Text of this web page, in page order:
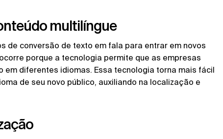
multilíngue
de conversão de texto em fala para entrar em novos
porque a tecnologia permite que as empresas
diferentes idiomas. Essa tecnologia torna mais fácil
de seu novo público, auxiliando na localização e